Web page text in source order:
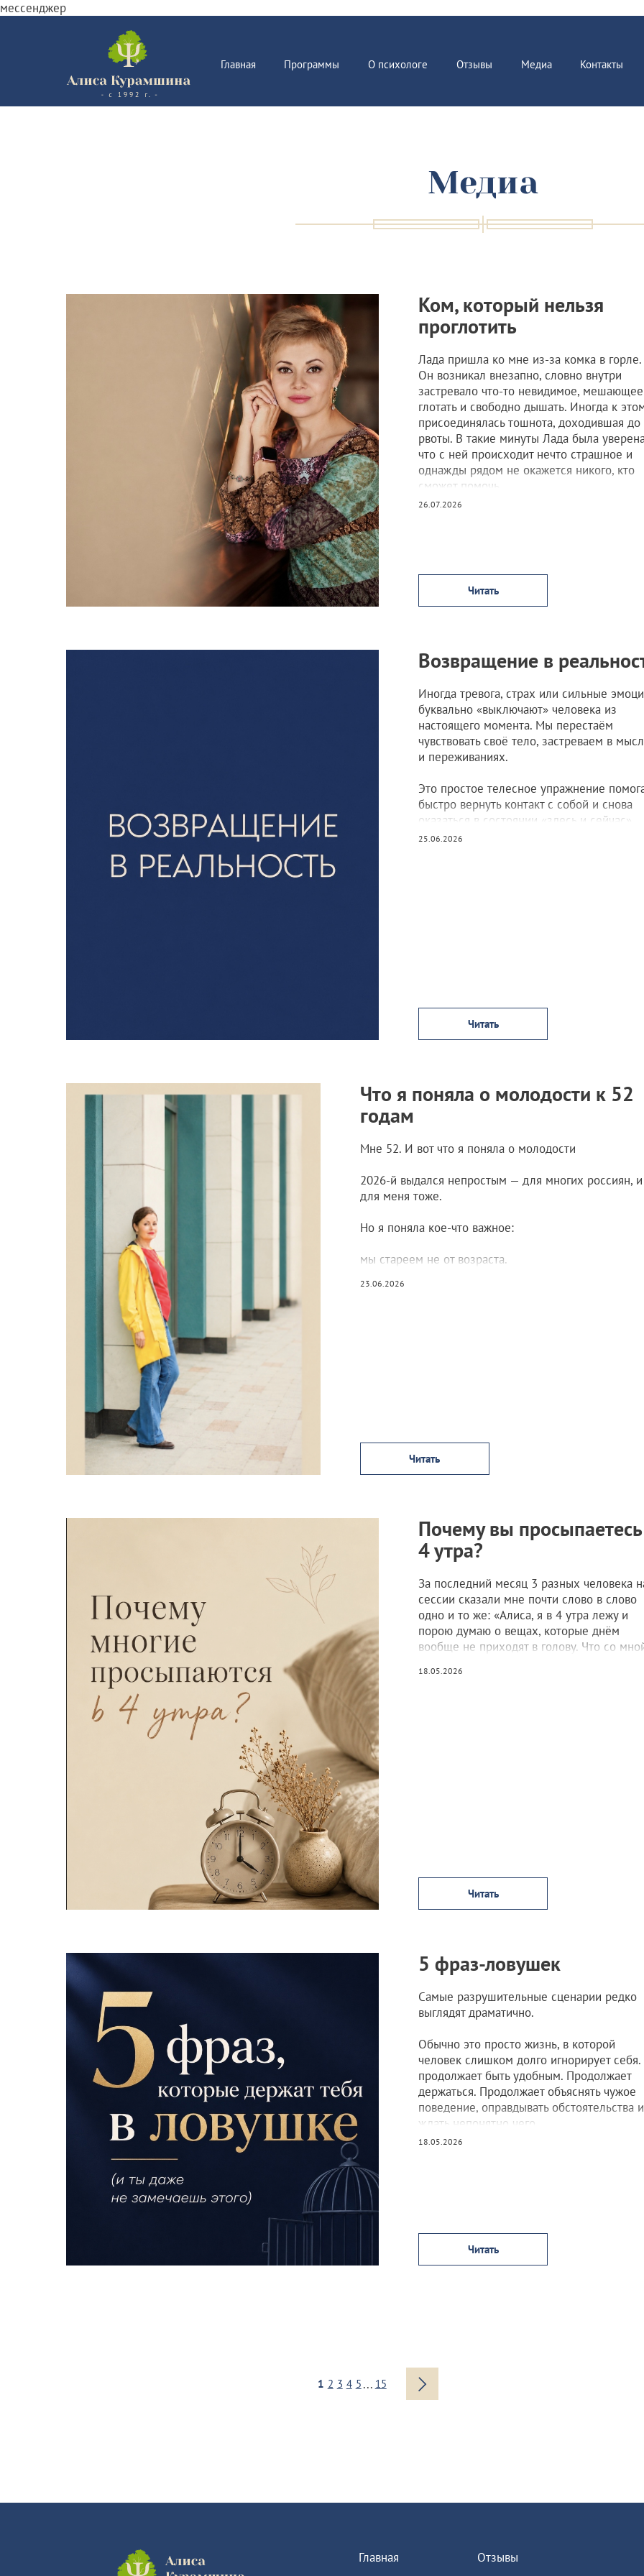
мессенджер
Главная Программы О психологе Отзывы Медиа Контакты
Медиа
Ком, который нельзя
проглотить
Лада пришла ко мне из-за комка в горле.
Он возникал внезапно, словно внутри
застревало что-то невидимое, мешающее
глотать и свободно дышать. Иногда к
присоединялась тошнота, доходившая до
рвоты. В такие минуты Лада была
что с ней происходит нечто страшное и
однажды рядом не окажется никого, кто
сможет помочь.
26.07.2026
Читать
Возвращение в
Иногда тревога, страх или сильные
буквально «выключают» человека из
настоящего момента. Мы перестаём
чувствовать своё тело, застреваем в
и переживаниях.
Это простое телесное упражнение
быстро вернуть контакт с собой и снова
оказаться в состоянии «здесь и сейчас».
25.06.2026
Читать
Что я поняла о молодости к 52
годам
Мне 52. И вот что я поняла о молодости
2026-й выдался непростым — для многих россиян, и
для меня тоже.
Но я поняла кое-что важное:
мы стареем не от возраста.
23.06.2026
Читать
Почему вы
4 утра?
За последний месяц 3 разных человека
сессии сказали мне почти слово в слово
одно и то же: «Алиса, я в 4 утра лежу и
порою думаю о вещах, которые днём
вообще не приходят в голову. Что со
18.05.2026
Читать
5 фраз-ловушек
Самые разрушительные сценарии редко
выглядят драматично.
Обычно это просто жизнь, в которой
человек слишком долго игнорирует
продолжает быть удобным. Продолжает
держаться. Продолжает объяснять чужое
поведение, оправдывать обстоятельства и
ждать непонятно чего.
18.05.2026
Читать
1 2 3 4 5 ... 15
Главная Отзывы